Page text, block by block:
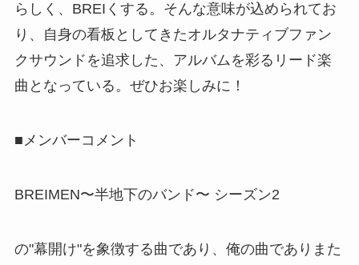
らしく、BREIくする。そんな意味が込められてお
り、自身の看板としてきたオルタナティブファン
クサウンドを追求した、アルバムを彩るリード楽
曲となっている。ぜひお楽しみに！
■メンバーコメント
BREIMEN〜半地下のバンド〜 シーズン2
の"幕開け"を象徴する曲であり、俺の曲でありまた